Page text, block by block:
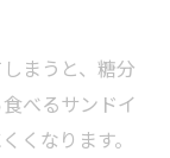
まうと、糖分
べるサンドイ
くなります。